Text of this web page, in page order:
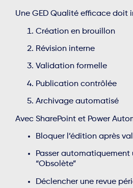
Une GED Qualité efficace doit
Création en brouillon
Révision interne
Validation formelle
Publication contrôlée
Archivage automatisé
Avec SharePoint et Power
Bloquer l’édition après
Passer automatiquement
“Obsolète”
Déclencher une revue